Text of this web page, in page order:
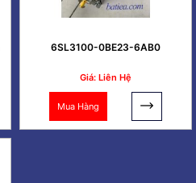
6SL3100-0BE23-6AB0
Giá: Liên Hệ
Mua Hàng